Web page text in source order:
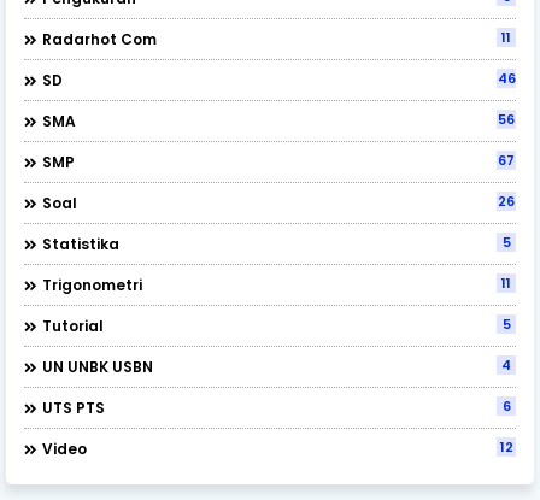
Radarhot Com 11
SD 46
SMA 56
SMP 67
Soal 26
Statistika 5
Trigonometri 11
Tutorial 5
UN UNBK USBN 4
UTS PTS 6
Video 12